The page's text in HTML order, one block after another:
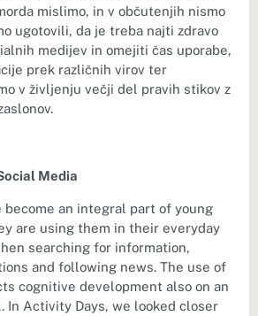
mislimo, in v občutenjih nismo
ugotovili, da je treba najti zdravo
medijev in omejiti čas uporabe,
prek različnih virov ter
v življenju večji del pravih stikov z
Media
become an integral part of young
are using them in their everyday
searching for information,
and following news. The use of
cognitive development also on an
In Activity Days, we looked closer